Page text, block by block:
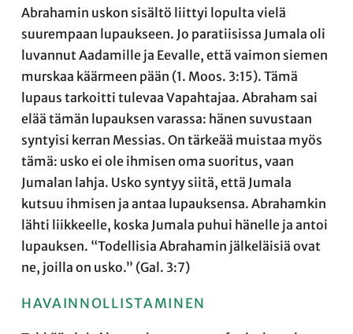
Abrahamin uskon sisältö liittyi lopulta vielä
suurempaan lupaukseen. Jo paratiisissa Jumala oli
luvannut Aadamille ja Eevalle, että vaimon siemen
murskaa käärmeen pään (1. Moos. 3:15). Tämä
lupaus tarkoitti tulevaa Vapahtajaa. Abraham sai
elää tämän lupauksen varassa: hänen suvustaan
syntyisi kerran Messias. On tärkeää muistaa myös
tämä: usko ei ole ihmisen oma suoritus, vaan
Jumalan lahja. Usko syntyy siitä, että Jumala
kutsuu ihmisen ja antaa lupauksensa. Abrahamkin
lähti liikkeelle, koska Jumala puhui hänelle ja antoi
lupauksen. “Todellisia Abrahamin jälkeläisiä ovat
ne, joilla on usko.” (Gal. 3:7)
HAVAINNOLLISTAMINEN